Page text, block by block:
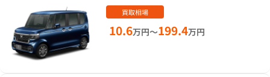
買取相場
10.6万円～199.4万円